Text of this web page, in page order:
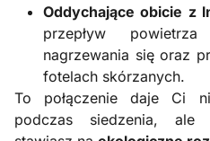
Oddychające obicie z
przepływ
nagrzewania się oraz
fotelach skórzanych.
To połączenie daje Ci
podczas siedzenia, ale